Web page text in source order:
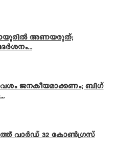
അണയരുത്;
ജനകീയമാക്കണം; ബിഗ്
വാർഡ് 32 കോൺഗ്രസ്